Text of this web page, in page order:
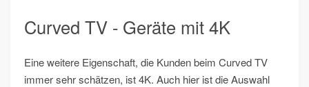
Curved TV - Geräte mit 4K
Eine weitere Eigenschaft, die Kunden beim Curved TV
immer sehr schätzen, ist 4K. Auch hier ist die Auswahl